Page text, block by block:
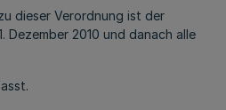
dieser Verordnung ist der
Dezember 2010 und danach alle